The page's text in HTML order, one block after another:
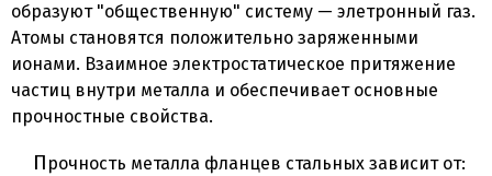
образуют "общественную" систему — элетронный газ.
Атомы становятся положительно заряженными
ионами. Взаимное электростатическое притяжение
частиц внутри металла и обеспечивает основные
прочностные свойства.
Прочность металла фланцев стальных зависит от: